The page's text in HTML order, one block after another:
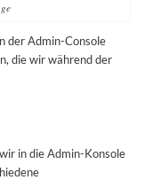
der Admin-Console
die wir während der
in die Admin-Konsole